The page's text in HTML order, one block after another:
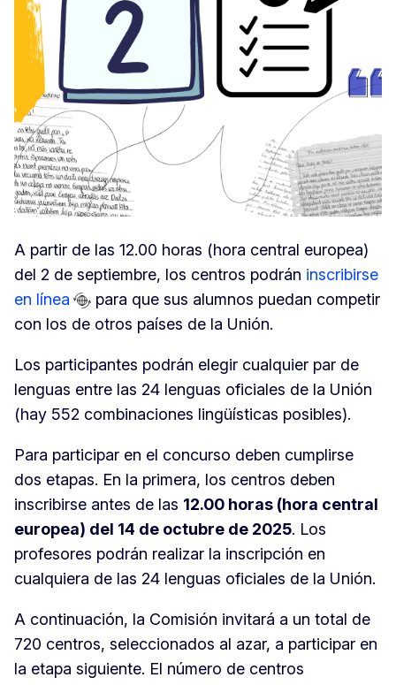
A partir de las 12.00 horas (hora central europea)
del 2 de septiembre, los centros podrán inscribirse
en línea
para que sus alumnos puedan competir
con los de otros países de la Unión.
Los participantes podrán elegir cualquier par de
lenguas entre las 24 lenguas oficiales de la Unión
(hay 552 combinaciones lingüísticas posibles).
Para participar en el concurso deben cumplirse
dos etapas. En la primera, los centros deben
inscribirse antes de las 12.00 horas (hora central
europea) del 14 de octubre de 2025. Los
profesores podrán realizar la inscripción en
cualquiera de las 24 lenguas oficiales de la Unión.
A continuación, la Comisión invitará a un total de
720 centros, seleccionados al azar, a participar en
la etapa siguiente. El número de centros